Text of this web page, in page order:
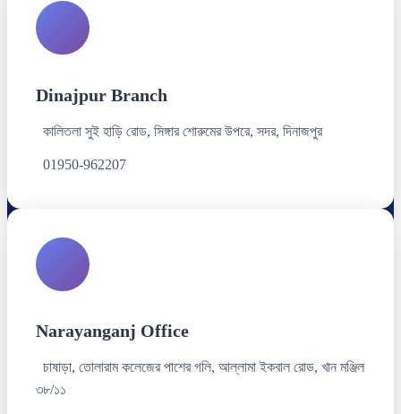
Dinajpur Branch
কালিতলা সুই হাড়ি রোড, সিঙ্গার শোরুমের উপরে, সদর, দিনাজপুর
01950-962207
Narayanganj Office
চাষাড়া, তোলারাম কলেজের পাশের গলি, আল্লামা ইকবাল রোড, খান মঞ্জিল
৩৮/১১